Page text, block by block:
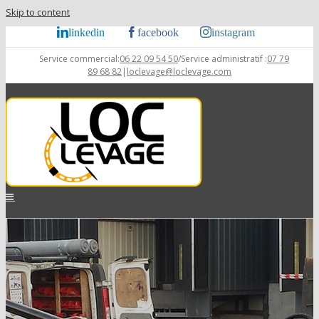
Skip to content
linkedin facebook instagram
Service commercial:06 22 09 54 50/Service administratif :07 79
89 68 82| loclevage@loclevage.com